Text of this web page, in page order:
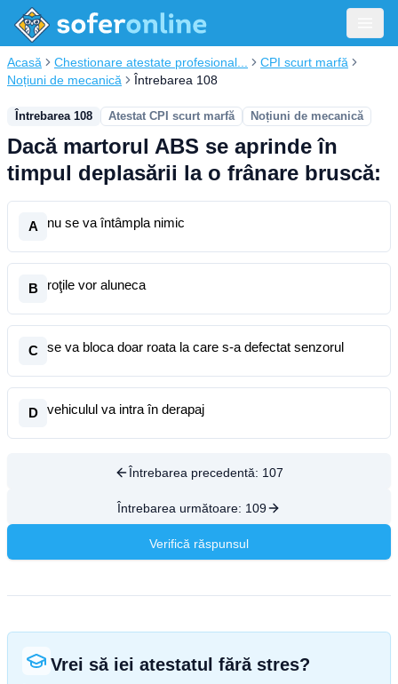
Acasă Chestionare atestate profesional...
CPI scurt marfă
Noțiuni de mecanică
Întrebarea 108
Întrebarea 108 Atestat CPI scurt marfă Noțiuni de mecanică
Dacă martorul ABS se aprinde în
timpul deplasării la o frânare bruscă:
A nu se va întâmpla nimic
B roţile vor aluneca
C se va bloca doar roata la care s-a defectat senzorul
D vehiculul va intra în derapaj
Întrebarea precedentă: 107
Întrebarea următoare: 109
Verifică răspunsul
Vrei să iei atestatul fără stres?